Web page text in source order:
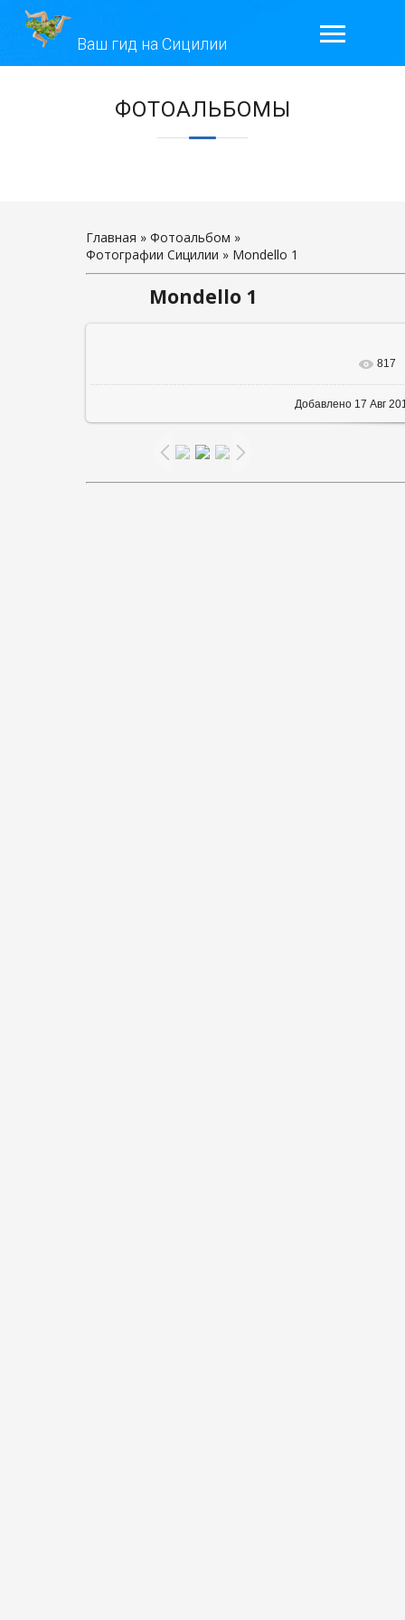
Ваш гид на Сицилии
ЭКСКУРСИИ
ОТЗЫВЫ
КОНТАКТЫ
ОБО МНЕ
Главная » Фотоальбом »
Фотографии Сицилии » Mondello 1
Mondello 1
В реальном
817
Добавлено17 Авг